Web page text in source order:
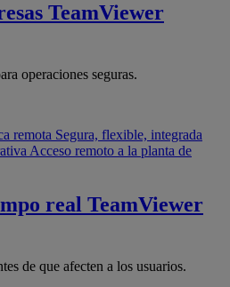
TeamViewer
operaciones seguras.
remota Segura, flexible, integrada
Acceso remoto a la planta de
real TeamViewer
de que afecten a los usuarios.